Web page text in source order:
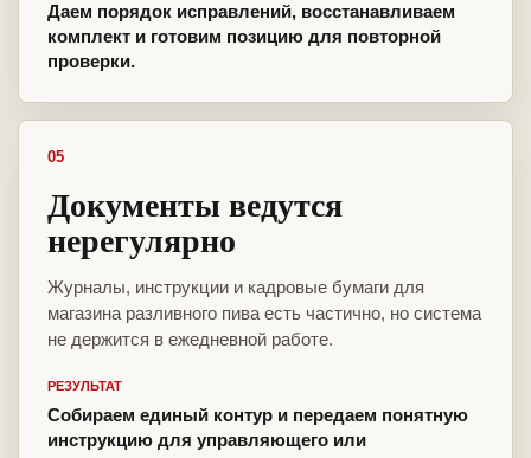
Даем порядок исправлений, восстанавливаем
комплект и готовим позицию для повторной
проверки.
05
Документы ведутся
нерегулярно
Журналы, инструкции и кадровые бумаги для
магазина разливного пива есть частично, но система
не держится в ежедневной работе.
РЕЗУЛЬТАТ
Собираем единый контур и передаем понятную
инструкцию для управляющего или